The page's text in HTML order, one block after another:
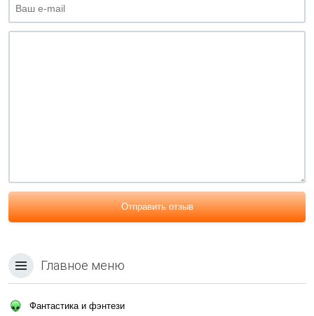
Отправить отзыв
Главное меню
Фантастика и фэнтези